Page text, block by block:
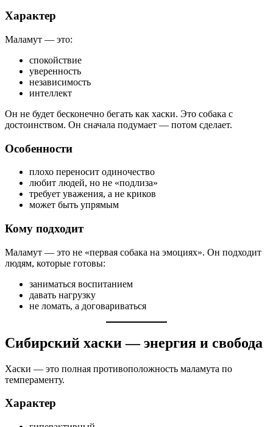
Характер
Маламут — это:
спокойствие
уверенность
независимость
интеллект
Он не будет бесконечно бегать как хаски. Это собака с
достоинством. Он сначала подумает — потом сделает.
Особенности
плохо переносит одиночество
любит людей, но не «подлиза»
требует уважения, а не криков
может быть упрямым
Кому подходит
Маламут — это не «первая собака на эмоциях». Он подходит
людям, которые готовы:
заниматься воспитанием
давать нагрузку
не ломать, а договариваться
Сибирский хаски — энергия и свобода
Хаски — это полная противоположность маламута по
темпераменту.
Характер